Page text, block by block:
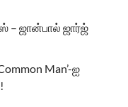
ஜான்பால் ஜார்ஜ்
Man’-ஐ